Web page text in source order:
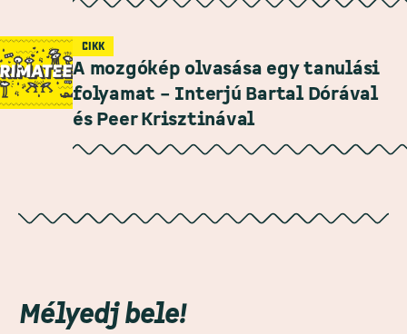
CIKK
A mozgókép olvasása egy tanulási
folyamat – Interjú Bartal Dórával
és Peer Krisztinával
Mélyedj bele!